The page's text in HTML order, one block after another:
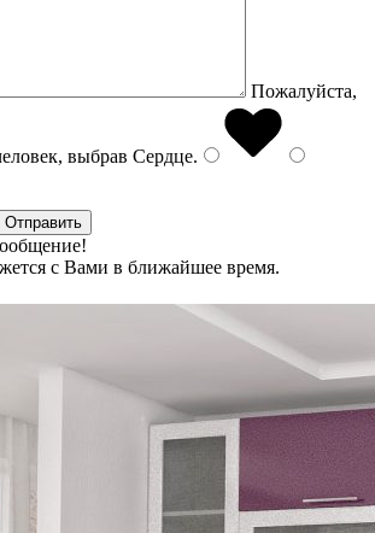
Пожалуйста,
выбрав Сердце.
с Вами в ближайшее время.